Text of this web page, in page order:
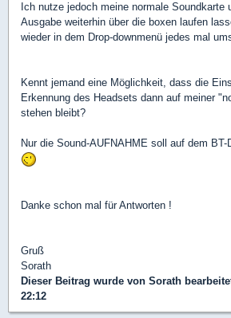
Ich nutze jedoch meine normale Soundkarte
Ausgabe weiterhin über die boxen laufen
wieder in dem Drop-downmenü jedes mal
Kennt jemand eine Möglichkeit, dass die
Erkennung des Headsets dann auf meiner
stehen bleibt?
Nur die Sound-AUFNAHME soll auf dem
Danke schon mal für Antworten !
Gruß
Sorath
Dieser Beitrag wurde von Sorath
22:12